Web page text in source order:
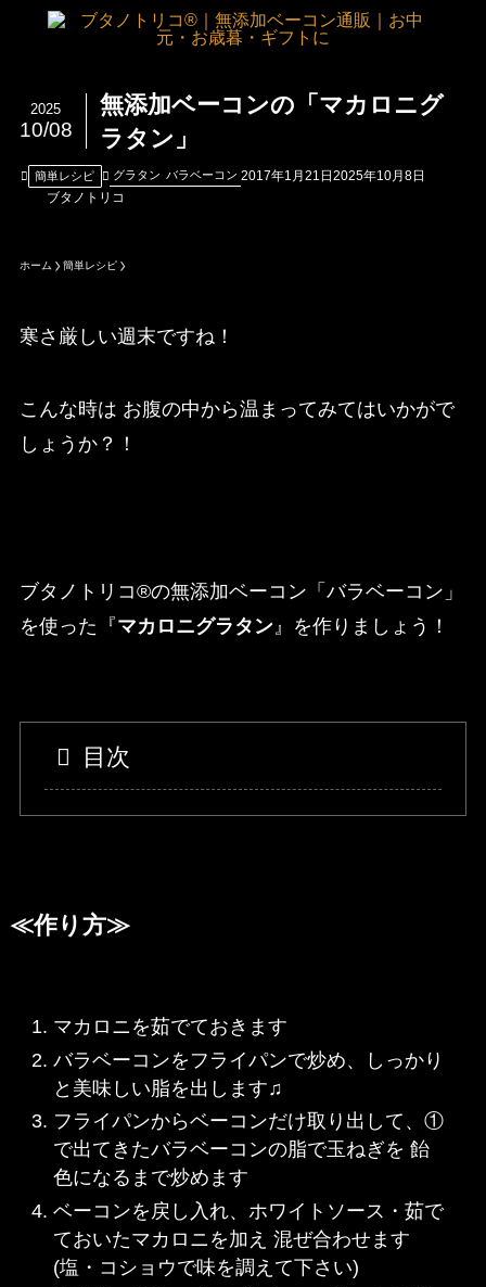
無添加ベーコンの「マカロニグ
ラタン」
2025
10/08
簡単レシピ グラタン バラベーコン 2017年1月21日2025年10月8日
ブタノトリコ
ホーム 簡単レシピ
寒さ厳しい週末ですね！
こんな時は お腹の中から温まってみてはいかがで
しょうか？！
ブタノトリコ®の無添加ベーコン「バラベーコン」
を使った『マカロニグラタン』を作りましょう！
目次
≪作り方≫
マカロニを茹でておきます
バラベーコンをフライパンで炒め、しっかり
と美味しい脂を出します♫
フライパンからベーコンだけ取り出して、①
で出てきたバラベーコンの脂で玉ねぎを 飴
色になるまで炒めます
ベーコンを戻し入れ、ホワイトソース・茹で
ておいたマカロニを加え 混ぜ合わせます
(塩・コショウで味を調えて下さい)